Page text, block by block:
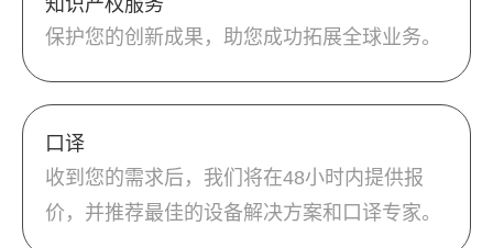
保护您的创新成果，助您成功拓展全球业务。
口译
收到您的需求后，我们将在48小时内提供报
价，并推荐最佳的设备解决方案和口译专家。